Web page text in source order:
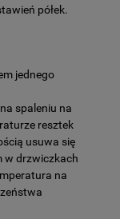
półek.
jednego
spaleniu na
resztek
usuwa się
w drzwiczkach
na